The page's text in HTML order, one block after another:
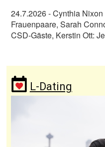
24.7.2026- Cynthia
Frauenpaare, Sarah
CSD-Gäste, Kerstin Ott:
L-Dating